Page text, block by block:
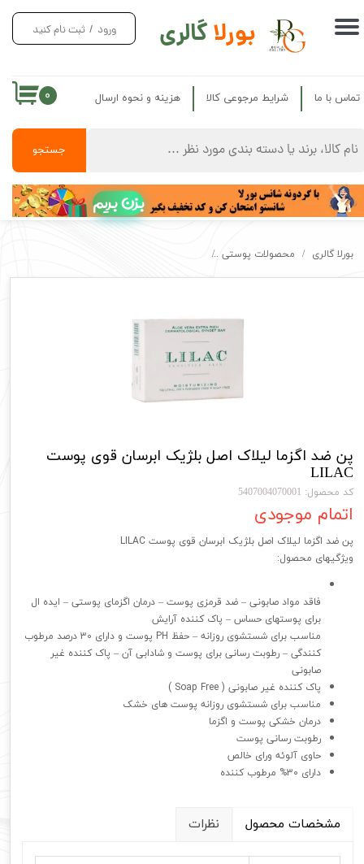
بورلاگالری
جستجو
ورود / ثبت نام کنید
حساب کاربری من
سفارشات
خروج از حساب کاربری
۰ تماس با ما شرایط مرجوعی کالا هزینه و نحوه ارسال
بزن بریم
بورلا گالری محصولات پوستی
پن ضد اگزما لیلاک اصل بلژیک ابرسان قوی پوست
LILAC
کد محصول: 5407004070001
اتمام موجودی
پن ضد اگزما لیلاک اصل بلژیک ابرسان قوی پوست LILAC
ویژگیهای محصول:
فاقد مواد صابونی – ضد قرمزی پوست – درمان اگزمای پوستی – ایده ال
برای پوستهای حساس – پاک کننده آرایش
مناسب برای شستشوی روزانه – حفظ PH پوست و دارای 30 درصد مرطوب
کنندگی – رطوبت رسانی برای پوست و شادابی آن – پاک کننده غیر
صابونی
پاک کننده غیر صابونی ( Soap Free )
مناسب برای شستشوی روزانه پوست های خشک
درمان خشکی پوست و اگزما
رطوبت رسانی پوست
حاوی آلوئه ورای خالص
دارای 30% مرطوب کننده
مشخصات محصول نظرات